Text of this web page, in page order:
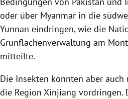
oder über Myanmar in die
Yunnan eindringen, wie die
Grünflächenverwaltung am
mitteilte.
Die Insekten könnten aber auch
die Region Xinjiang vordringen.